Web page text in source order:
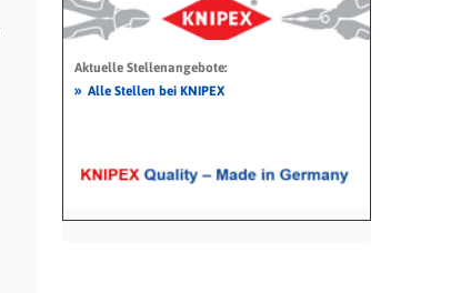
Aktuelle Stellenangebote:
» Alle Stellen bei KNIPEX